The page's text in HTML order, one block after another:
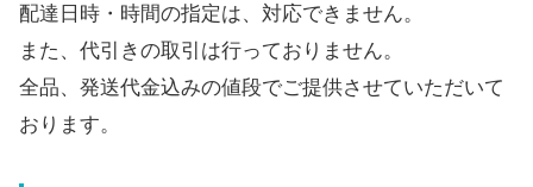
配達日時・時間の指定は、対応できません。
また、代引きの取引は行っておりません。
全品、発送代金込みの値段でご提供させていただいて
おります。